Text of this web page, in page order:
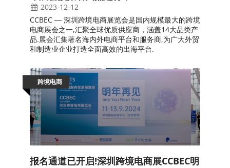
2023-12-12
CCBEC ― 深圳跨境电商展览会是国内规模最大的跨境
电商展会之一,汇聚全球优质供应商，涵盖14大品类产
品.展会汇集著名海内外电商平台和服务商,为广大外贸
和制造业企业打造全面高效的出海平台.
跨境电商
报名通道已开启!深圳跨境电商展CCBEC明